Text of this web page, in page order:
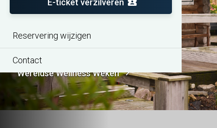
E-ticket verzilveren
Reservering wijzigen
Contact
Een oase van rust in de Randstad
Bekijk de sauna aanbiedingen
Wereldse Wellness Weken